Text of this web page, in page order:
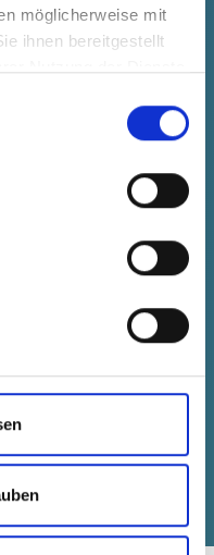
möglicherweise mit
ihnen bereitgestellt
Fuhrpark
Elektro- und
bauen wir
allein